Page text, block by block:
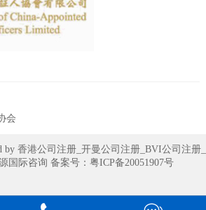
会
by 香港公司注册_开曼公司注册_BVI公司注册_
国际咨询 备案号： 粤ICP备20051907号